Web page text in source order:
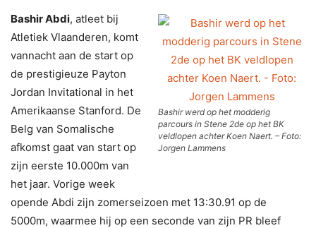
Bashir werd op het modderig
parcours in Stene 2de op het BK
veldlopen achter Koen Naert. – Foto:
Jorgen Lammens
Bashir Abdi, atleet bij
Atletiek Vlaanderen, komt
vannacht aan de start op
de prestigieuze Payton
Jordan Invitational in het
Amerikaanse Stanford. De
Belg van Somalische
afkomst gaat van start op
zijn eerste 10.000m van
het jaar. Vorige week
opende Abdi zijn zomerseizoen met 13:30.91 op de
5000m, waarmee hij op een seconde van zijn PR bleef